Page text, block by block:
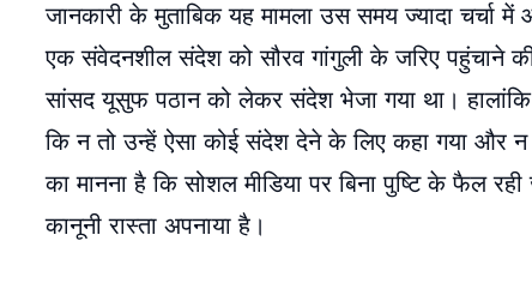
जानकारी के मुताबिक यह मामला उस समय ज्यादा चर्चा
एक संवेदनशील संदेश को सौरव गांगुली के जरिए पहुंचाने
सांसद यूसुफ पठान को लेकर संदेश भेजा गया था। हालांकि
कि न तो उन्हें ऐसा कोई संदेश देने के लिए कहा गया और न
का मानना है कि सोशल मीडिया पर बिना पुष्टि के फैल
कानूनी रास्ता अपनाया है।